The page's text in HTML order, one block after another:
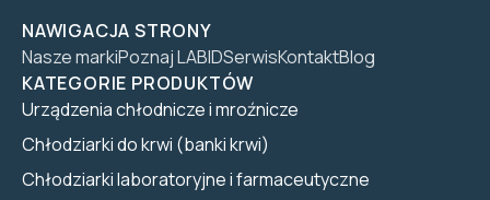
NAWIGACJA STRONY
Nasze markiPoznaj LABIDSerwisKontaktBlog
KATEGORIE PRODUKTÓW
Urządzenia chłodnicze i mroźnicze
Chłodziarki do krwi (banki krwi)
Chłodziarki laboratoryjne i farmaceutyczne